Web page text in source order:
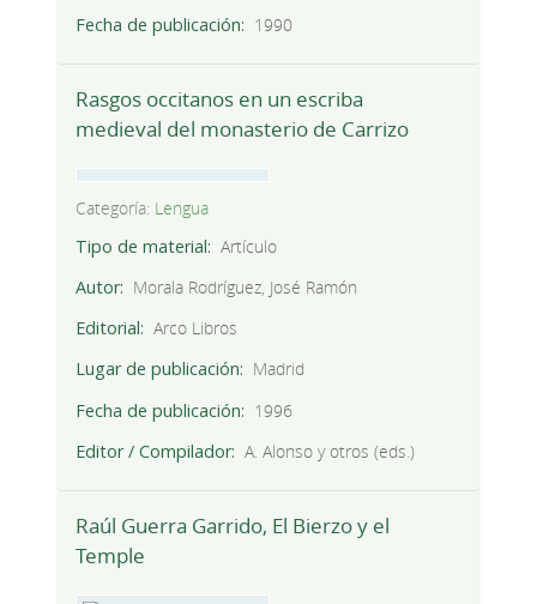
Fecha de publicación
1990
Rasgos occitanos en un escriba
medieval del monasterio de Carrizo
Categoría: Lengua
Tipo de material
Artículo
Autor
Morala Rodríguez, José Ramón
Editorial
Arco Libros
Lugar de publicación
Madrid
Fecha de publicación
1996
Editor / Compilador
A. Alonso y otros (eds.)
Raúl Guerra Garrido, El Bierzo y el
Temple